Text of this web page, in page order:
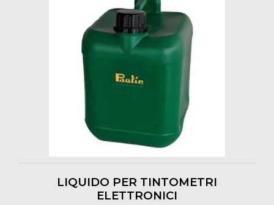
LIQUIDO PER TINTOMETRI
ELETTRONICI